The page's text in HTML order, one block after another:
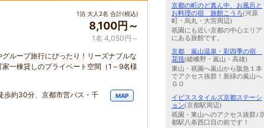
1泊 大人2名 合計(税込)
8,100円～
1名 4,050円～
ループ旅行にぴったり！リーズナブルな
一棟貸しのプライベート空間（1～9名様
歩約30分、京都市営バス・千 MAP
京都の町のど真ん中、お風呂と
お料理の宿 旅館こうろ(河原
町・烏丸・大宮周辺)
祇園にも近い京都の中心エリア
にある旅館です。
京都 嵐山温泉・彩四季の宿
花筏(嵯峨野・嵐山・高雄)
東山・祇園へ嵐山から阪急１本
でアクセス抜群！新緑の嵐山へ
ＧＯ
イビススタイルズ京都ステーシ
ョン(京都駅周辺)
祇園・東山へのアクセス抜群♪
都駅八条西口目の前です！